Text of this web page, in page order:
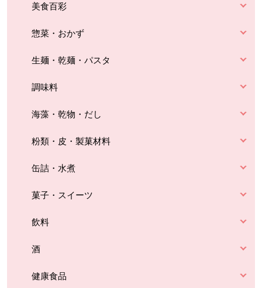
美食百彩
惣菜・おかず
生麺・乾麺・パスタ
調味料
海藻・乾物・だし
粉類・皮・製菓材料
缶詰・水煮
菓子・スイーツ
飲料
酒
健康食品